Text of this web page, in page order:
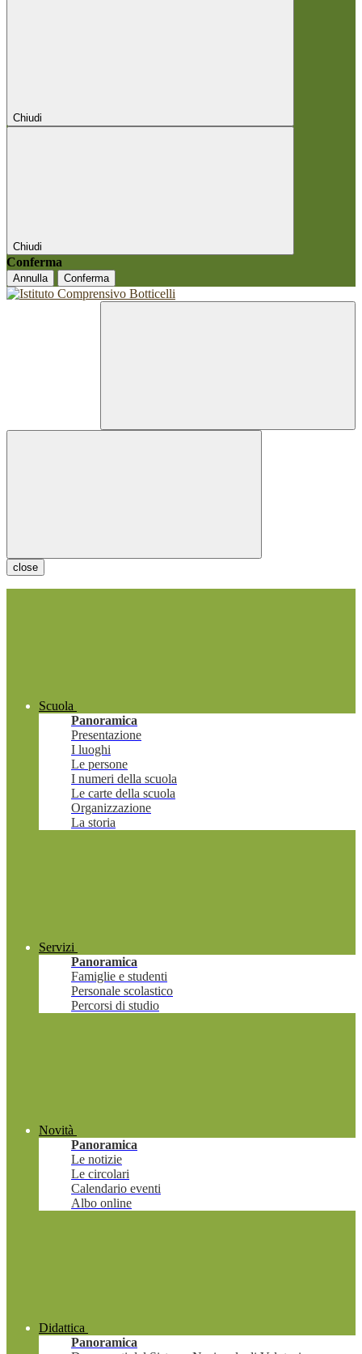
Chiudi
Chiudi
Conferma
Annulla Conferma
close
Scuola
Panoramica
Presentazione
I luoghi
Le persone
I numeri della scuola
Le carte della scuola
Organizzazione
La storia
Servizi
Panoramica
Famiglie e studenti
Personale scolastico
Percorsi di studio
Novità
Panoramica
Le notizie
Le circolari
Calendario eventi
Albo online
Didattica
Panoramica